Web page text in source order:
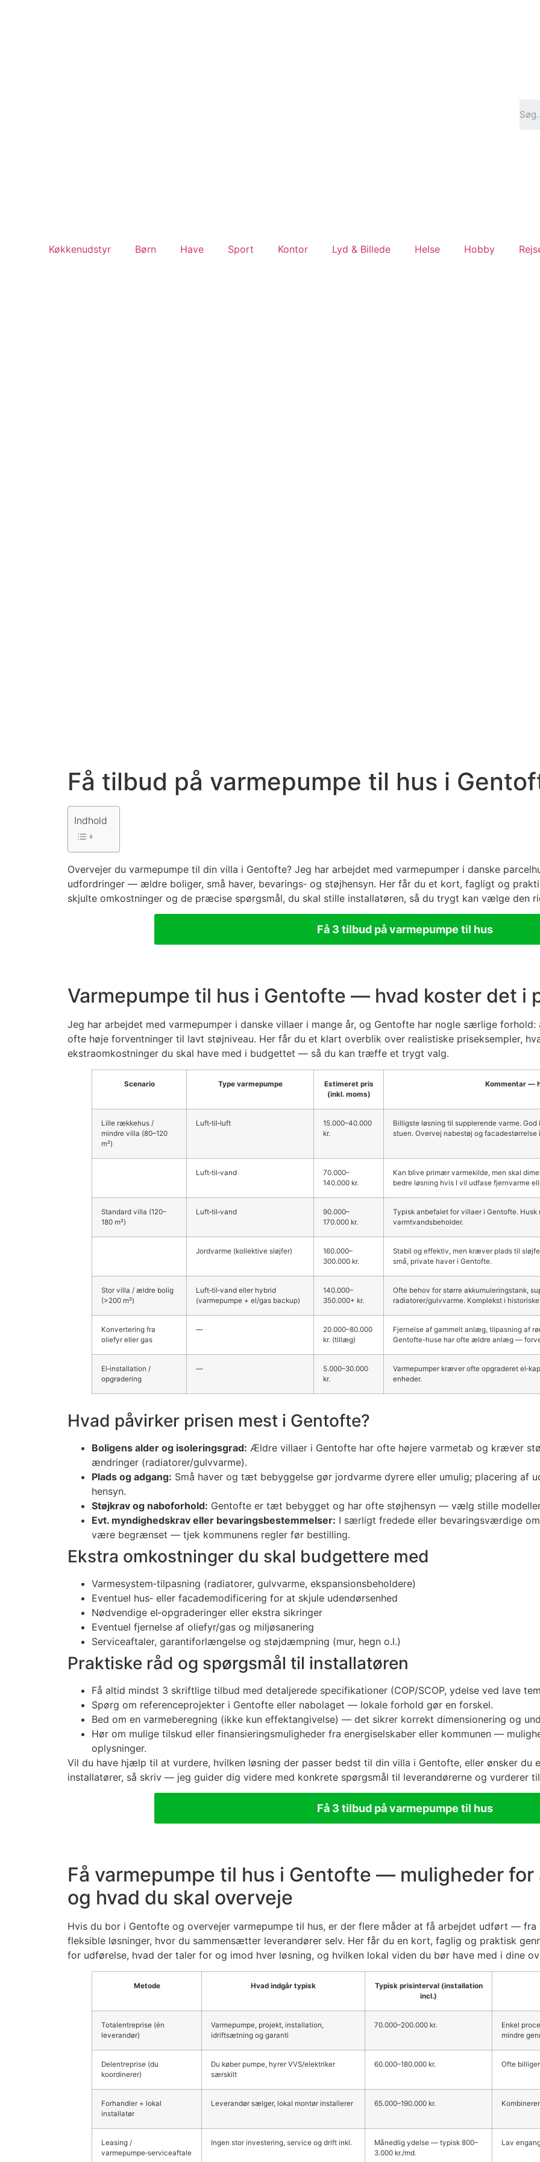
Køkkenudstyr Børn Have Sport Kontor Lyd & Billede Helse Hobby
Få tilbud på varmepumpe til hus i
Indhold
Overvejer du varmepumpe til din villa i Gentofte? Jeg har arbejdet med varmepumper i danske
udfordringer — ældre boliger, små haver, bevarings‑ og støjhensyn. Her får du et kort, fagligt og
skjulte omkostninger og de præcise spørgsmål, du skal stille installatøren, så du trygt kan vælge den
Få 3 tilbud på varmepumpe til hus
Varmepumpe til hus i Gentofte — hvad koster det i
Jeg har arbejdet med varmepumper i danske villaer i mange år, og Gentofte har nogle særlige
ofte høje forventninger til lavt støjniveau. Her får du et klart overblik over realistiske priseksempler,
ekstraomkostninger du skal have med i budgettet — så du kan træffe et trygt valg.
Scenario Type varmepumpe
Estimeret pris
(inkl. moms)
Kommentar —
Lille rækkehus /
mindre villa (80–120
m²)
Luft‑til‑luft
15.000–40.000
kr.
Billigste løsning til supplerende varme.
stuen. Overvej nabestøj og facadestørrelse
Luft‑til‑vand
70.000–
140.000 kr.
Kan blive primær varmekilde, men skal
bedre løsning hvis I vil udfase fjernvarme
Standard villa (120–
180 m²)
Luft‑til‑vand
90.000–
170.000 kr.
Typisk anbefalet for villaer i Gentofte.
varmtvandsbeholder.
Jordvarme (kollektive sløjfer)
160.000–
300.000 kr.
Stabil og effektiv, men kræver plads til
små, private haver i Gentofte.
Stor villa / ældre bolig
(>200 m²)
Luft‑til‑vand eller hybrid
(varmepumpe + el/gas backup)
140.000–
350.000+ kr.
Ofte behov for større akkumuleringstank,
radiatorer/gulvvarme. Komplekst i
Konvertering fra
oliefyr eller gas
—
20.000–80.000
kr. (tillæg)
Fjernelse af gammelt anlæg, tilpasning af
Gentofte-huse har ofte ældre anlæg —
El‑installation /
opgradering
—
5.000–30.000
kr.
Varmepumper kræver ofte opgraderet
enheder.
Hvad påvirker prisen mest i Gentofte?
Boligens alder og isoleringsgrad: Ældre villaer i Gentofte har ofte højere varmetab og kræver
ændringer (radiatorer/gulvvarme).
Plads og adgang: Små haver og tæt bebyggelse gør jordvarme dyrere eller umulig; placering af
hensyn.
Støjkrav og naboforhold: Gentofte er tæt bebygget og har ofte støjhensyn — vælg stille
Evt. myndighedskrav eller bevaringsbestemmelser: I særligt fredede eller bevaringsværdige
være begrænset — tjek kommunens regler før bestilling.
Ekstra omkostninger du skal budgettere med
Varmesystem‑tilpasning (radiatorer, gulvvarme, ekspansionsbeholdere)
Eventuel hus‑ eller facademodificering for at skjule udendørsenhed
Nødvendige el‑opgraderinger eller ekstra sikringer
Eventuel fjernelse af oliefyr/gas og miljøsanering
Serviceaftaler, garantiforlængelse og støjdæmpning (mur, hegn o.l.)
Praktiske råd og spørgsmål til installatøren
Få altid mindst 3 skriftlige tilbud med detaljerede specifikationer (COP/SCOP, ydelse ved lave
Spørg om referenceprojekter i Gentofte eller nabolaget — lokale forhold gør en forskel.
Bed om en varmeberegning (ikke kun effektangivelse) — det sikrer korrekt dimensionering og
Hør om mulige tilskud eller finansieringsmuligheder fra energiselskaber eller kommunen —
oplysninger.
Vil du have hjælp til at vurdere, hvilken løsning der passer bedst til din villa i Gentofte, eller ønsker du
installatører, så skriv — jeg guider dig videre med konkrete spørgsmål til leverandørerne og vurderer
Få 3 tilbud på varmepumpe til hus
Få varmepumpe til hus i Gentofte — muligheder
og hvad du skal overveje
Hvis du bor i Gentofte og overvejer varmepumpe til hus, er der flere måder at få arbejdet udført —
fleksible løsninger, hvor du sammensætter leverandører selv. Her får du en kort, faglig og praktisk
for udførelse, hvad der taler for og imod hver løsning, og hvilken lokal viden du bør have med i dine
Metode Hvad indgår typisk
Typisk prisinterval (installation
incl.)
Totalentreprise (én
leverandør)
Varmepumpe, projekt, installation,
idriftsætning og garanti
70.000–200.000 kr.
Enkel
mindre
Delentreprise (du
koordinerer)
Du køber pumpe, hyrer VVS/elektriker
særskilt
60.000–180.000 kr. Ofte
Forhandler + lokal
installatør
Leverandør sælger, lokal montør installerer 65.000–190.000 kr.
Leasing /
varmepumpe‑serviceaftale
Ingen stor investering, service og drift inkl.
Månedlig ydelse — typisk 800–
3.000 kr./md.
Lav